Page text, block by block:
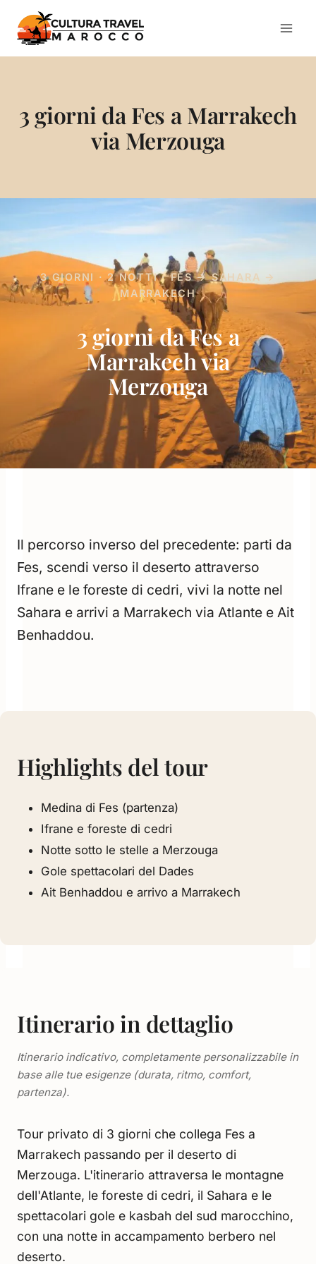
contenuto
3 giorni da Fes a Marrakech
via Merzouga
3 GIORNI · 2 NOTTI · FES → SAHARA →
MARRAKECH
3 giorni da Fes a
Marrakech via
Merzouga
Il percorso inverso del precedente: parti da
Fes, scendi verso il deserto attraverso
Ifrane e le foreste di cedri, vivi la notte nel
Sahara e arrivi a Marrakech via Atlante e Ait
Benhaddou.
Highlights del tour
Medina di Fes (partenza)
Ifrane e foreste di cedri
Notte sotto le stelle a Merzouga
Gole spettacolari del Dades
Ait Benhaddou e arrivo a Marrakech
Itinerario in dettaglio
Itinerario indicativo, completamente personalizzabile in
base alle tue esigenze (durata, ritmo, comfort,
partenza).
Tour privato di 3 giorni che collega Fes a
Marrakech passando per il deserto di
Merzouga. L'itinerario attraversa le montagne
dell'Atlante, le foreste di cedri, il Sahara e le
spettacolari gole e kasbah del sud marocchino,
con una notte in accampamento berbero nel
deserto.